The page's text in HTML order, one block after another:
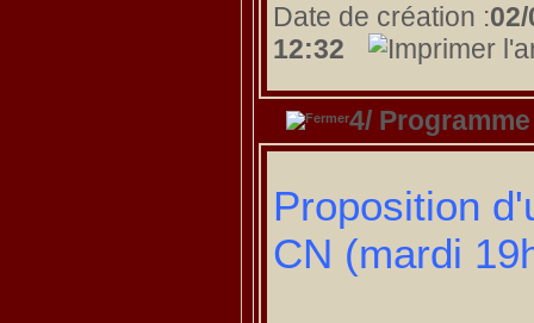
Date de création :
12:32
4/
Proposition
CN (mardi